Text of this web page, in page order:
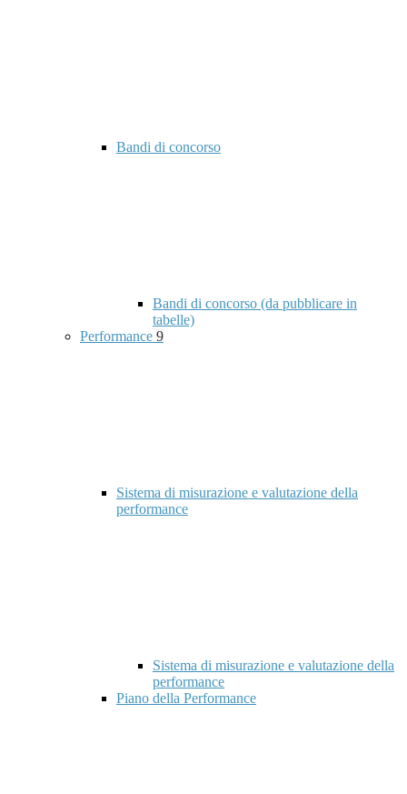
Bandi di concorso
Bandi di concorso (da pubblicare in
tabelle)
Performance 9
Sistema di misurazione e valutazione della
performance
Sistema di misurazione e valutazione della
performance
Piano della Performance